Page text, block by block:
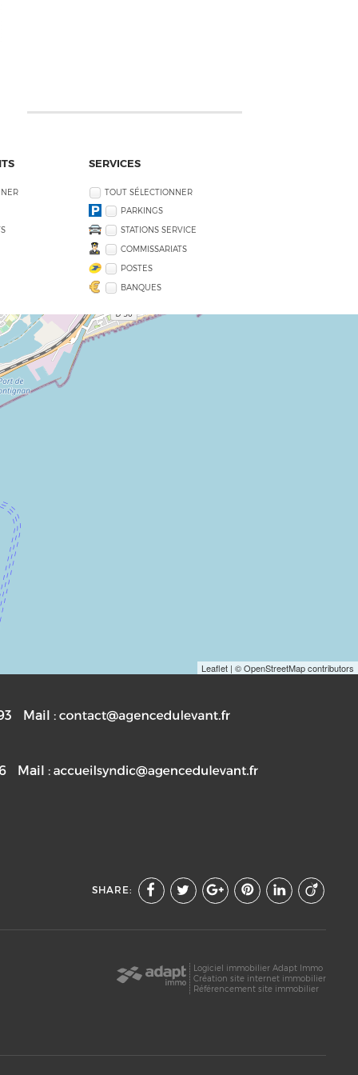
SERVICES
TOUT SÉLECTIONNER
PARKINGS
STATIONS SERVICE
COMMISSARIATS
POSTES
BANQUES
Leaflet | © OpenStreetMap contributors
Mail :
Mail :
SHARE:
Logiciel immobilier Adapt Immo
Création site internet immobilier
Référencement site immobilier